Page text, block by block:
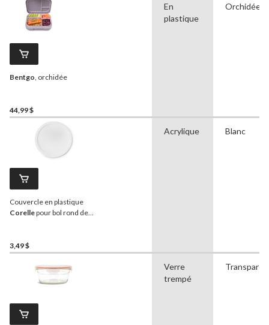
Bentgo , orchidée
44,99 $
En
plastique
Orchidée
Couvercle en plastique
Corellepour bol rond de
3,49 $
Acrylique Blanc
Verre
trempé